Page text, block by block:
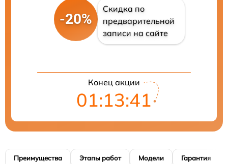
-20%
Скидка по
предварительной
записи на сайте
Конец акции
01:13:40
Преимущества Этапы работ Модели Гарантия